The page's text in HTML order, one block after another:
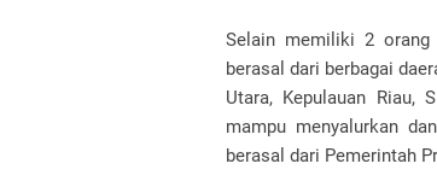
Selain memiliki 2 orang
berasal dari berbagai
Utara, Kepulauan Riau,
mampu menyalurkan
berasal dari Pemerintah